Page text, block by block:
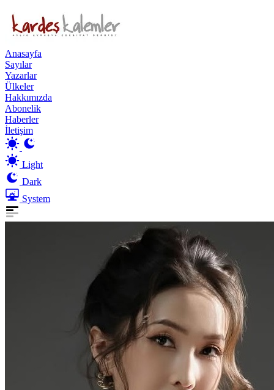
Anasayfa
Sayılar
Yazarlar
Ülkeler
Hakkımızda
Abonelik
Haberler
İletişim
Light
Dark
System